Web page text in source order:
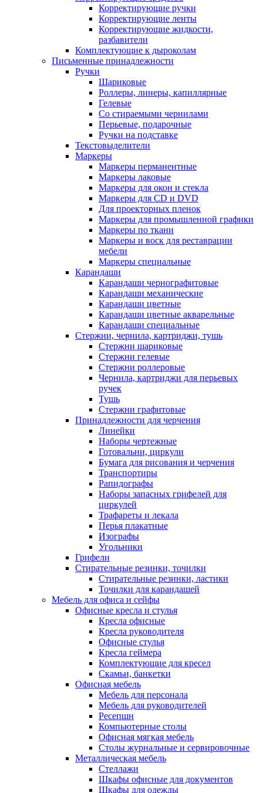
Корректирующие ручки
Корректирующие ленты
Корректирующие жидкости,
разбавители
Комплектующие к дыроколам
Письменные принадлежности
Ручки
Шариковые
Роллеры, линеры, капиллярные
Гелевые
Со стираемыми чернилами
Перьевые, подарочные
Ручки на подставке
Текстовыделители
Маркеры
Маркеры перманентные
Маркеры лаковые
Маркеры для окон и стекла
Маркеры для CD и DVD
Для проекторных пленок
Маркеры для промышленной графики
Маркеры по ткани
Маркеры и воск для реставрации
мебели
Маркеры специальные
Карандаши
Карандаши чернографитовые
Карандаши механические
Карандаши цветные
Карандаши цветные акварельные
Карандаши специальные
Стержни, чернила, картриджи, тушь
Стержни шариковые
Стержни гелевые
Стержни роллеровые
Чернила, картриджи для перьевых
ручек
Тушь
Стержни графитовые
Принадлежности для черчения
Линейки
Наборы чертежные
Готовальни, циркули
Бумага для рисования и черчения
Транспортиры
Рапидографы
Наборы запасных грифелей для
циркулей
Трафареты и лекала
Перья плакатные
Изографы
Угольники
Грифели
Стирательные резинки, точилки
Стирательные резинки, ластики
Точилки для карандашей
Мебель для офиса и сейфы
Офисные кресла и стулья
Кресла офисные
Кресла руководителя
Офисные стулья
Кресла геймера
Комплектующие для кресел
Скамьи, банкетки
Офисная мебель
Мебель для персонала
Мебель для руководителей
Ресепшн
Компьютерные столы
Офисная мягкая мебель
Столы журнальные и сервировочные
Металлическая мебель
Стеллажи
Шкафы офисные для документов
Шкафы для одежды